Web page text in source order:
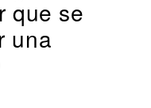
que se
una